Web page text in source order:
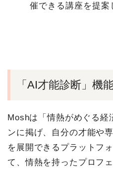
催できる講座を提案
「AI才能診断」機
Moshは「情熱がめぐる経
ンに掲げ、自分の才能や
を展開できるプラットフ
て、情熱を持ったプロフ